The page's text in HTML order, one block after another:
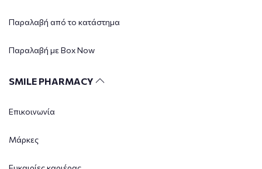
Παραλαβή από το κατάστημα
Παραλαβή με Box Now
SMILE PHARMACY
Επικοινωνία
Μάρκες